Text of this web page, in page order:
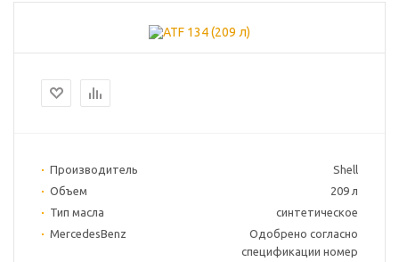
Производитель
Shell
Объем
209 л
Тип масла
синтетическое
MercedesBenz
Одобрено согласно
спецификации номер